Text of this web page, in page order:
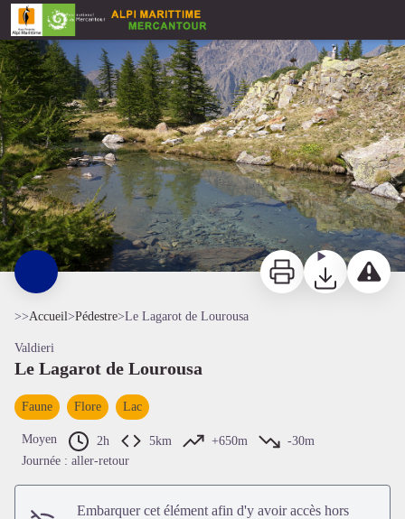
Le Lagarot de Lourousa
ImprimerTéléchargerSignaler
>>Accueil>Pédestre>Le Lagarot de Lourousa
Valdieri
Le Lagarot de Lourousa
Faune Flore Lac
Moyen 2h 5km +650m
-30m
Journée : aller-retour
Embarquer cet élément afin d'y avoir accès hors